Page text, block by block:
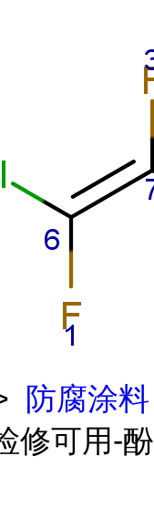
防腐涂料
修可用-酚